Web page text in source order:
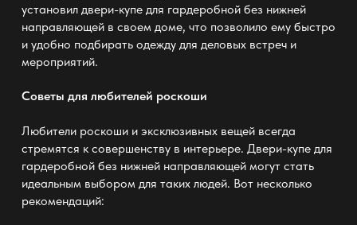
установил двери-купе для гардеробной без нижней
направляющей в своем доме, что позволило ему быстро
и удобно подбирать одежду для деловых встреч и
мероприятий.
Советы для любителей роскоши
Любители роскоши и эксклюзивных вещей всегда
стремятся к совершенству в интерьере. Двери-купе для
гардеробной без нижней направляющей могут стать
идеальным выбором для таких людей. Вот несколько
рекомендаций: